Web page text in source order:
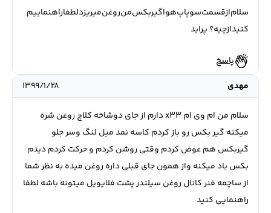
سلام‌ازقسمت‌سوپاپ‌هواگیربکس‌من‌روغن‌میریزد‌لطفا‌راهنماییم‌
کنید‌از‌چیه؟ پراید
پاسخ
مهدی
۱۳۹۹/۱/۲۸
سلام من ام وی ام x33 دارم از جای دوشاخه کلاچ روغن شره
میکنه گیر بکس رو باز کردم کاسه نمد میل لنگ وسر جلو
گیربکس هم عوض کردم وقتی روشن کردم و حرکت کردم دیدم
بکس باد میکنه واز همون جای قبلی داره روغن میده به نظر شما
از ساچمه فنر کانال روغن سیلندر پشت فلایویل میتونه باشه لطفا
راهنمایی کنید